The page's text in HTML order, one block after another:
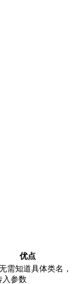
优点
需知道具体类名，
入参数